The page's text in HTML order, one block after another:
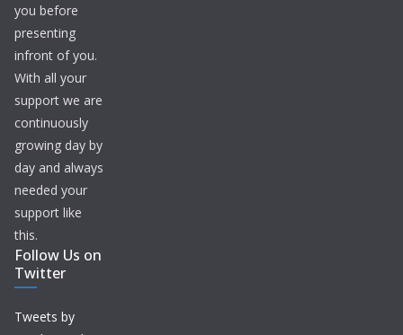
you before
presenting
infront of you.
With all your
support we are
continuously
growing day by
day and always
needed your
support like
this.
Follow Us on
Twitter
Tweets by